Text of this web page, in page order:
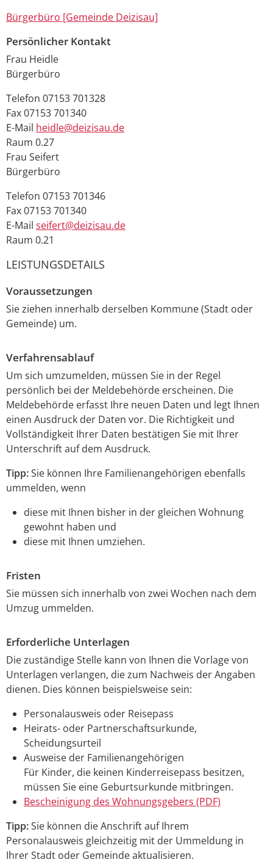
Bürgerbüro [Gemeinde Deizisau]
Persönlicher Kontakt
Frau Heidle
Bürgerbüro
Telefon 07153 701328
Fax07153 701340
E-Mail heidle@deizisau.de
Raum 0.27
Frau Seifert
Bürgerbüro
Telefon 07153 701346
Fax07153 701340
E-Mail seifert@deizisau.de
Raum 0.21
LEISTUNGSDETAILS
Voraussetzungen
Sie ziehen innerhalb derselben Kommune (Stadt oder
Gemeinde) um.
Verfahrensablauf
Um sich umzumelden, müssen Sie in der Regel
persönlich bei der Meldebehörde erscheinen. Die
Meldebehörde erfasst Ihre neuen Daten und legt Ihnen
einen Ausdruck der Daten vor. Die Richtigkeit und
Vollständigkeit Ihrer Daten bestätigen Sie mit Ihrer
Unterschrift auf dem Ausdruck.
Tipp:Sie können Ihre Familienangehörigen ebenfalls
ummelden, wenn
diese mit Ihnen bisher in der gleichen Wohnung
gewohnt haben und
diese mit Ihnen umziehen.
Fristen
Sie müssen sich innerhalb von zwei Wochen nach dem
Umzug ummelden.
Erforderliche Unterlagen
Die zuständige Stelle kann von Ihnen die Vorlage von
Unterlagen verlangen, die zum Nachweis der Angaben
dienen. Dies können beispielsweise sein:
Personalausweis oder Reisepass
Heirats- oder Partnerschaftsurkunde,
Scheidungsurteil
Ausweise der Familienangehörigen
Für Kinder, die keinen Kinderreisepass besitzen,
müssen Sie eine Geburtsurkunde mitbringen.
Bescheinigung des Wohnungsgebers (PDF)
Tipp:Sie können die Anschrift auf Ihrem
Personalausweis gleichzeitig mit der Ummeldung in
Ihrer Stadt oder Gemeinde aktualisieren.